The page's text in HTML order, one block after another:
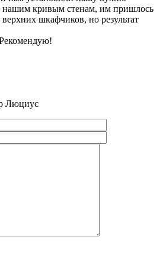
нашим кривым стенам, им пришлось
шкафчиков, но результат
Люциус